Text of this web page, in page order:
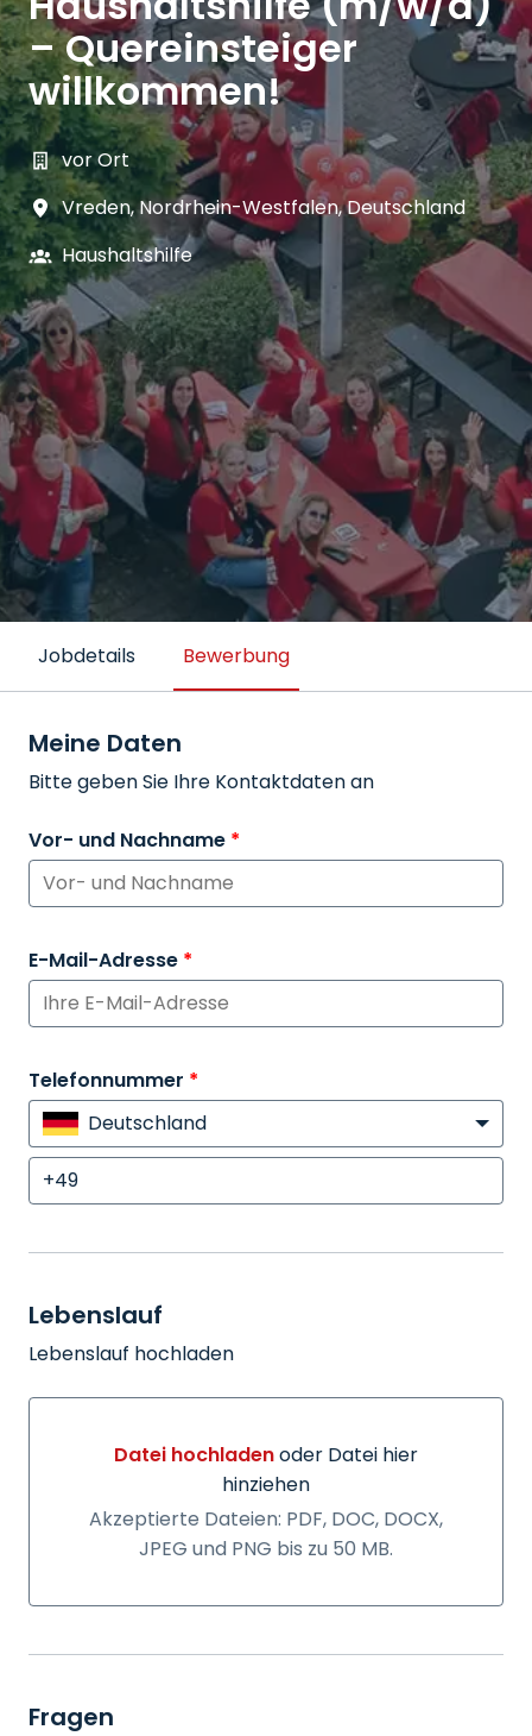
– Quereinsteiger
willkommen!
vor Ort
Vreden,Nordrhein-Westfalen,Deutschland
Haushaltshilfe
Jobdetails Bewerbung
Meine Daten
Bitte geben Sie Ihre Kontaktdaten an
Vor- und Nachname *
E-Mail-Adresse *
Telefonnummer *
Deutschland
Lebenslauf
Lebenslauf hochladen
Datei hochladenoder Datei hier
hinziehen
Datei hochladen oder Datei hier hinziehen
Akzeptierte Dateien: PDF, DOC, DOCX,
JPEG und PNG bis zu 50 MB.
Fragen